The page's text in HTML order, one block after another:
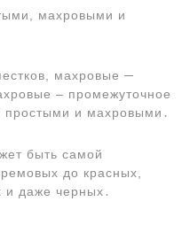
махровыми и
махровые ─
‒ промежуточное
простыми и махровыми․
быть самой
до красных,
и даже черных․